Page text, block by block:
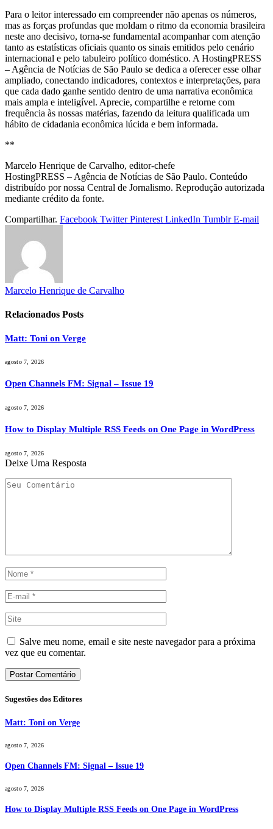
Para o leitor interessado em compreender não apenas os números,
mas as forças profundas que moldam o ritmo da economia brasileira
neste ano decisivo, torna‑se fundamental acompanhar com atenção
tanto as estatísticas oficiais quanto os sinais emitidos pelo cenário
internacional e pelo tabuleiro político doméstico. A HostingPRESS
– Agência de Notícias de São Paulo se dedica a oferecer esse olhar
ampliado, conectando indicadores, contextos e interpretações, para
que cada dado ganhe sentido dentro de uma narrativa econômica
mais ampla e inteligível. Aprecie, compartilhe e retorne com
frequência às nossas matérias, fazendo da leitura qualificada um
hábito de cidadania econômica lúcida e bem informada.
**
Marcelo Henrique de Carvalho, editor-chefe
HostingPRESS – Agência de Notícias de São Paulo. Conteúdo
distribuído por nossa Central de Jornalismo. Reprodução autorizada
mediante crédito da fonte.
Compartilhar. Facebook Twitter Pinterest LinkedIn Tumblr E-mail
Marcelo Henrique de Carvalho
Relacionados Posts
Matt: Toni on Verge
agosto 7, 2026
Open Channels FM: Signal – Issue 19
agosto 7, 2026
How to Display Multiple RSS Feeds on One Page in WordPress
agosto 7, 2026
Deixe Uma Resposta
Salve meu nome, email e site neste navegador para a próxima
vez que eu comentar.
Sugestões dos Editores
Matt: Toni on Verge
agosto 7, 2026
Open Channels FM: Signal – Issue 19
agosto 7, 2026
How to Display Multiple RSS Feeds on One Page in WordPress